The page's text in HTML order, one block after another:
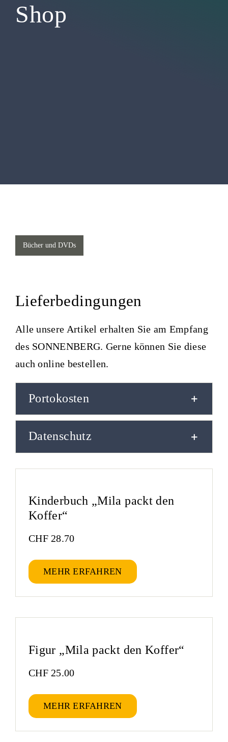
Shop
Bücher und DVDs
Kinderbuch „Mila packt den
Koffer“
CHF28.70
MEHR ERFAHREN
Figur „Mila packt den Koffer“
CHF25.00
MEHR ERFAHREN
Lieferbedingungen
Alle unsere Artikel erhalten Sie am Empfang
des SONNENBERG. Gerne können Sie diese
auch online bestellen.
Portokosten
Datenschutz